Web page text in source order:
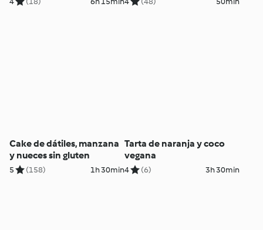
Cake de dátiles, manzana
y nueces sin gluten
5 (158) 1h 30min
Tarta de naranja y coco
vegana
4 (6) 3h 30min